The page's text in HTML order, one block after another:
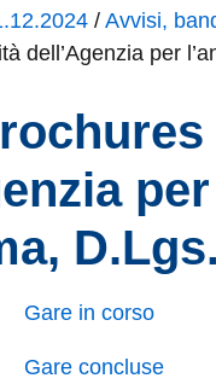
/Avvisi,
dell’Agenzia per
per
Gare in corso
Gare concluse